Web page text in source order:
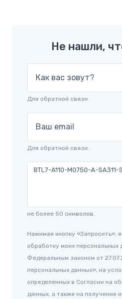
Не нашли,
Как вас зовут?
Для обратной связи.
Ваш email
Для обратной связи.
не более 50 символов.
Нажимая кнопку «Запросить»,
обработку моих персональных
Федеральным законом от
персональных данных», на
определенных в Согласии на
данных, а также на получение